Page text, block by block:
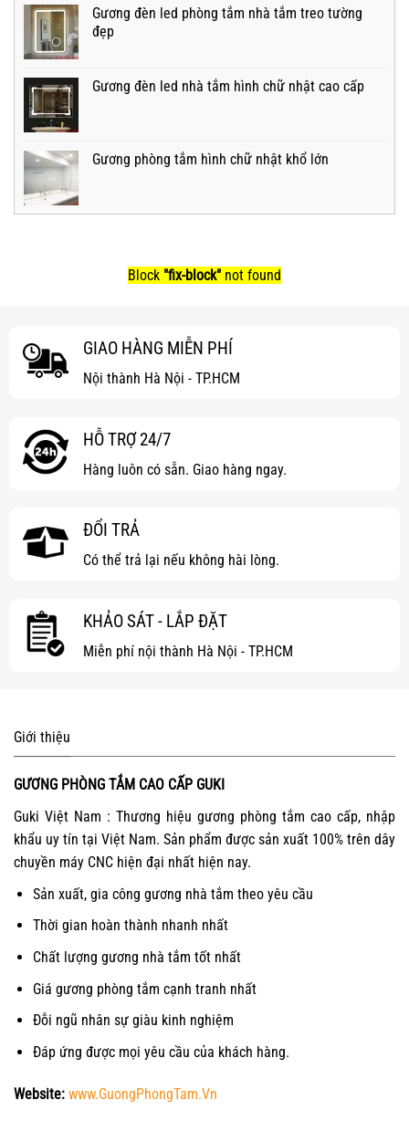
Gương đèn led phòng tắm nhà tắm treo tường
đẹp
Gương đèn led nhà tắm hình chữ nhật cao cấp
Gương phòng tắm hình chữ nhật khổ lớn
Block "fix-block" not found
GIAO HÀNG MIỄN PHÍ
Nội thành Hà Nội - TP.HCM
HỖ TRỢ 24/7
Hàng luôn có sẵn. Giao hàng ngay.
ĐỔI TRẢ
Có thể trả lại nếu không hài lòng.
KHẢO SÁT - LẮP ĐẶT
Miễn phí nội thành Hà Nội - TP.HCM
Giới thiệu
GƯƠNG PHÒNG TẮM CAO CẤP GUKI
Guki Việt Nam : Thương hiệu gương phòng tắm cao cấp, nhập
khẩu uy tín tại Việt Nam. Sản phẩm được sản xuất 100% trên dây
chuyền máy CNC hiện đại nhất hiện nay.
Sản xuất, gia công gương nhà tắm theo yêu cầu
Thời gian hoàn thành nhanh nhất
Chất lượng gương nhà tắm tốt nhất
Giá gương phòng tắm cạnh tranh nhất
Đỗi ngũ nhân sự giàu kinh nghiệm
Đáp ứng được mọi yêu cầu của khách hàng.
Website: www.GuongPhongTam.Vn